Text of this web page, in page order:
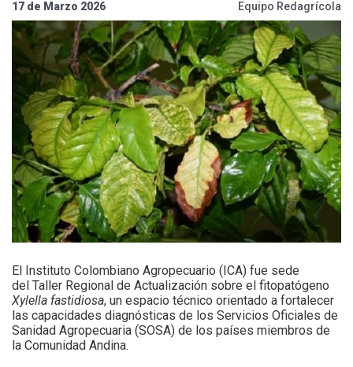
17 de Marzo 2026 Equipo Redagrícola
El Instituto Colombiano Agropecuario (ICA) fue sede
del Taller Regional de Actualización sobre el fitopatógeno
Xylella fastidiosa, un espacio técnico orientado a fortalecer
las capacidades diagnósticas de los Servicios Oficiales de
Sanidad Agropecuaria (SOSA) de los países miembros de
la Comunidad Andina.